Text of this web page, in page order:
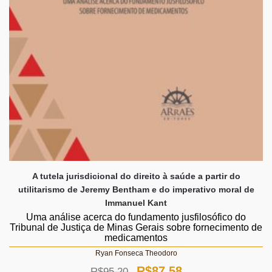
A tutela jurisdicional do direito à saúde a partir do
utilitarismo de Jeremy Bentham e do imperativo moral de
Immanuel Kant
Uma análise acerca do fundamento jusfilosófico do
Tribunal de Justiça de Minas Gerais sobre fornecimento de
medicamentos
Ryan Fonseca Theodoro